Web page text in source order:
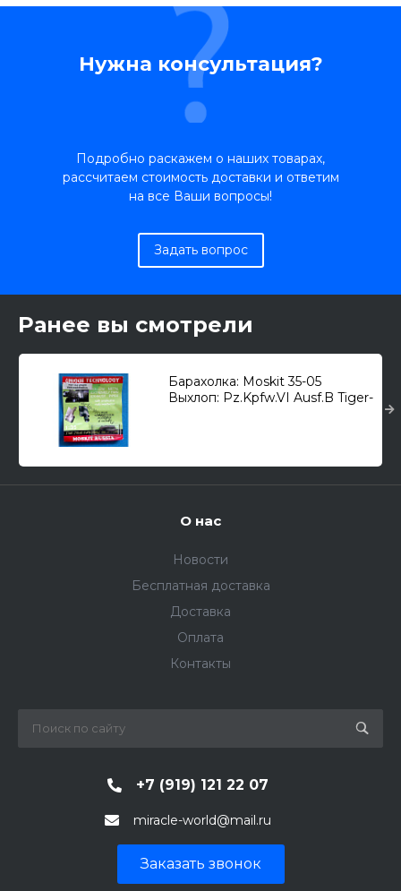
Нужна консультация?
Подробно раскажем о наших товарах,
рассчитаем стоимость доставки и ответим
на все Ваши вопросы!
Задать вопрос
Ранее вы смотрели
Барахолка: Moskit 35-05
Выхлоп: Pz.Kpfw.VI Ausf.B Tiger-
О нас
Новости
Бесплатная доставка
Доставка
Оплата
Контакты
+7 (919) 121 22 07
miracle-world@mail.ru
Заказать звонок